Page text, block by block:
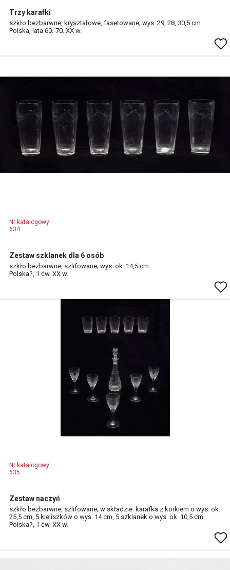
Trzy karafki
szkło bezbarwne, kryształowe, fasetowane; wys. 29, 28, 30,5 cm.
Polska, lata 60.-70. XX w.
Nr katalogowy
634
Zestaw szklanek dla 6 osób
szkło bezbarwne, szlifowane; wys. ok. 14,5 cm.
Polska?, 1 ćw. XX w.
Nr katalogowy
635
Zestaw naczyń
szkło bezbarwne, szlifowane; w składzie: karafka z korkiem o wys. ok.
25,5 cm, 5 kieliszków o wys. 14 cm, 5 szklanek o wys. ok. 10,5 cm.
Polska?, 1 ćw. XX w.